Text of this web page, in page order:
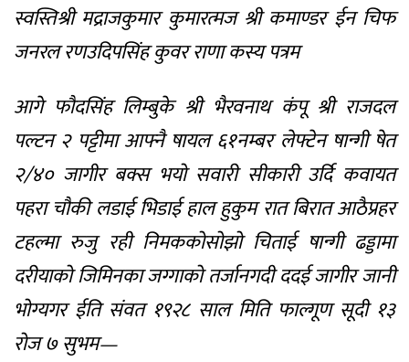
स्वस्तिश्री मद्राजकुमार कुमारत्मज श्री कमाण्डर ईन चिफ
जनरल रणउदिपसिंह कुवर राणा कस्य पत्रम
आगे फौदसिंह लिम्बुके श्री भैरवनाथ कंपू श्री राजदल
पल्टन २ पट्टीमा आफ्नै षायल ६१नम्बर लेफ्टेन षान्गी षेत
२/४० जागीर बक्स भयो सवारी सीकारी उर्दि कवायत
पहरा चौकी लडाई भिडाई हाल हुकुम रात बिरात आठैप्रहर
टहल्मा रुजु रही निमककोसोझो चिताई षान्गी ढड्डामा
दरीयाको जिमिनका जग्गाको तर्जानगदी ददई जागीर जानी
भोग्यगर ईति संवत १९२८ साल मिति फाल्गूण सूदी १३
रोज ७ सुभम—